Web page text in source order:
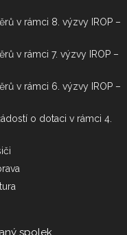
v rámci 8. výzvy IROP –
v rámci 7. výzvy IROP –
v rámci 6. výzvy IROP –
o dotaci v rámci 4.
spolek